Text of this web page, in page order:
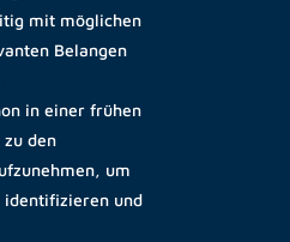
mit möglichen
Belangen
in einer frühen
den
um
identifizieren und